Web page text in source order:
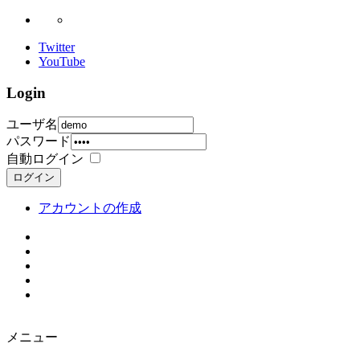
Twitter
YouTube
Login
ユーザ名
パスワード
自動ログイン
ログイン
アカウントの作成
メニュー